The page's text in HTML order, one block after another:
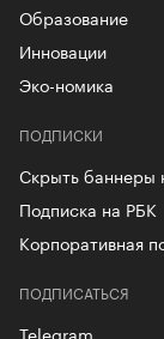
Образование
Инновации
Эко-номика
ПОДПИСКИ
Скрыть баннеры
Подписка на РБК
Корпоративная
ПОДПИСАТЬСЯ
Telegram